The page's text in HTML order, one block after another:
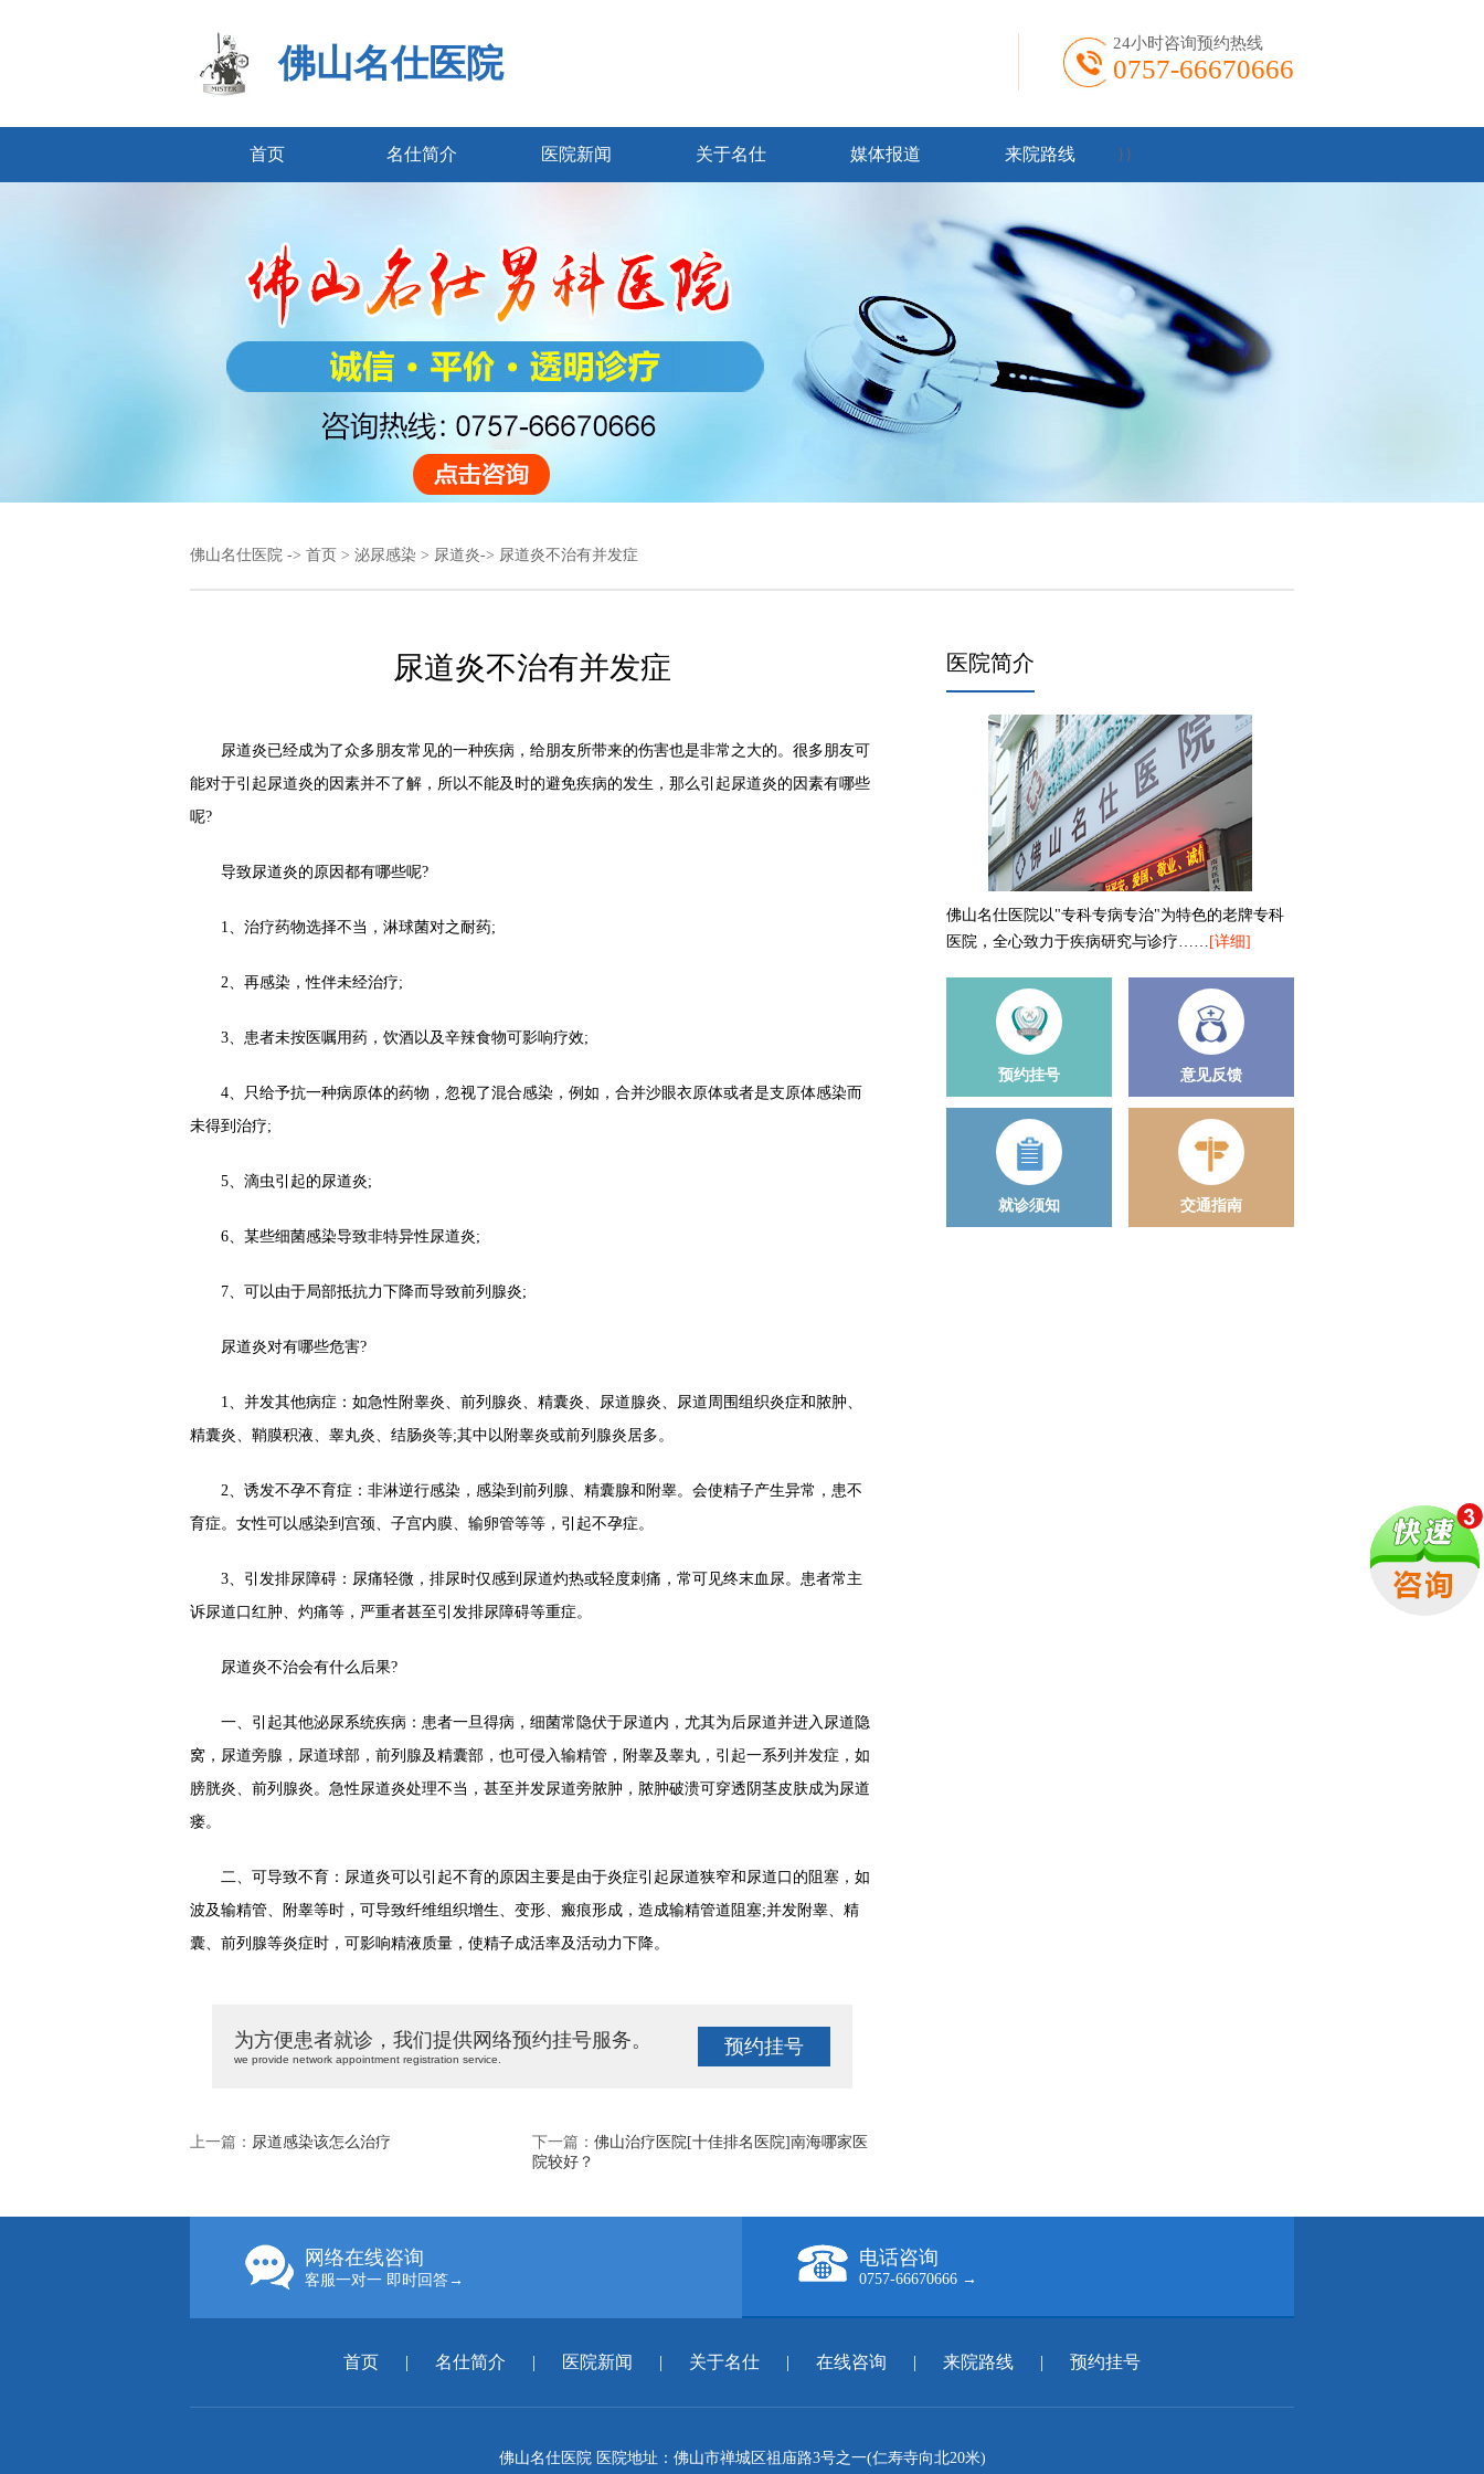
佛山名仕医院 24小时咨询预约热线
0757-66670666
首页 名仕简介 医院新闻 关于名仕 } }
媒体报道 来院路线
佛山名仕医院 -> 首页 > 泌尿感染 > 尿道炎-> 尿道炎不治有并发症
尿道炎不治有并发症
尿道炎已经成为了众多朋友常见的一种疾病，给朋友所带来的伤害也是非常之大的。很多朋友可
能对于引起尿道炎的因素并不了解，所以不能及时的避免疾病的发生，那么引起尿道炎的因素有哪些
呢?
导致尿道炎的原因都有哪些呢?
1、治疗药物选择不当，淋球菌对之耐药;
2、再感染，性伴未经治疗;
3、患者未按医嘱用药，饮酒以及辛辣食物可影响疗效;
4、只给予抗一种病原体的药物，忽视了混合感染，例如，合并沙眼衣原体或者是支原体感染而
未得到治疗;
5、滴虫引起的尿道炎;
6、某些细菌感染导致非特异性尿道炎;
7、可以由于局部抵抗力下降而导致前列腺炎;
尿道炎对有哪些危害?
1、并发其他病症：如急性附睾炎、前列腺炎、精囊炎、尿道腺炎、尿道周围组织炎症和脓肿、
精囊炎、鞘膜积液、睾丸炎、结肠炎等;其中以附睾炎或前列腺炎居多。
2、诱发不孕不育症：非淋逆行感染，感染到前列腺、精囊腺和附睾。会使精子产生异常，患不
育症。女性可以感染到宫颈、子宫内膜、输卵管等等，引起不孕症。
3、引发排尿障碍：尿痛轻微，排尿时仅感到尿道灼热或轻度刺痛，常可见终末血尿。患者常主
诉尿道口红肿、灼痛等，严重者甚至引发排尿障碍等重症。
尿道炎不治会有什么后果?
一、引起其他泌尿系统疾病：患者一旦得病，细菌常隐伏于尿道内，尤其为后尿道并进入尿道隐
窝，尿道旁腺，尿道球部，前列腺及精囊部，也可侵入输精管，附睾及睾丸，引起一系列并发症，如
膀胱炎、前列腺炎。急性尿道炎处理不当，甚至并发尿道旁脓肿，脓肿破溃可穿透阴茎皮肤成为尿道
瘘。
二、可导致不育：尿道炎可以引起不育的原因主要是由于炎症引起尿道狭窄和尿道口的阻塞，如
波及输精管、附睾等时，可导致纤维组织增生、变形、瘢痕形成，造成输精管道阻塞;并发附睾、精
囊、前列腺等炎症时，可影响精液质量，使精子成活率及活动力下降。
为方便患者就诊，我们提供网络预约挂号服务。
we provide network appointment registration service.
预约挂号
上一篇： 尿道感染该怎么治疗 下一篇： 佛山治疗医院[十佳排名医院]南海哪家医
院较好？
医院简介
佛山名仕医院以"专科专病专治"为特色的老牌专科
医院，全心致力于疾病研究与诊疗…… [详细]
预约挂号 意见反馈
就诊须知 交通指南
网络在线咨询
客服一对一 即时回答→
电话咨询
0757-66670666 →
首页 | 名仕简介 | 医院新闻 | 关于名仕 | 在线咨询 | 来院路线 | 预约挂号
佛山名仕医院 医院地址：佛山市禅城区祖庙路3号之一(仁寿寺向北20米)